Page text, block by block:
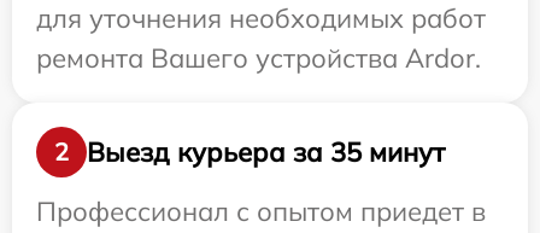
для уточнения необходимых работ
ремонта Вашего устройства Ardor.
2
Выезд курьера за 35 минут
Профессионал с опытом приедет в